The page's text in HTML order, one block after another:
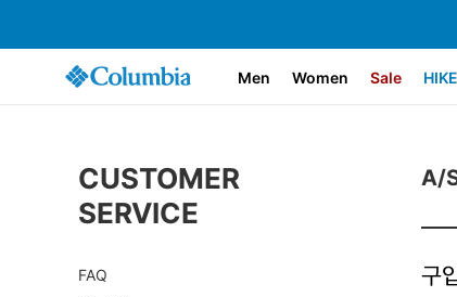
Men Women Sale
CUSTOMER
SERVICE
FAQ
A/
구